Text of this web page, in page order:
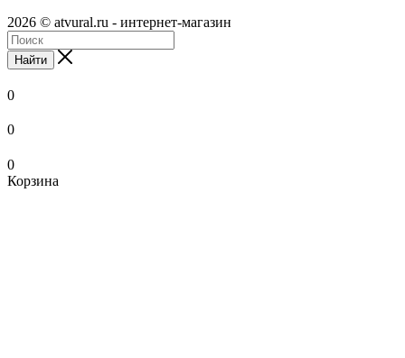
2026 © atvural.ru - интернет-магазин
Найти
0
0
0
Корзина